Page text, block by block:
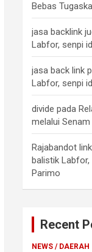
Bebas
jasa backlink
Labfor, senpi
jasa back link
Labfor, senpi
divide pada
melalui
Rajabandot
balistik
Parimo
Recent
NEWS / DAERAH